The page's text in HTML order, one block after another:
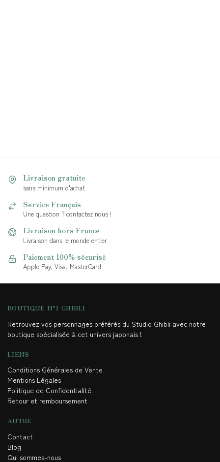
Livraison gratuite
sans minimum d'achat
Service Français
Une question ? contactez nous !
Livraison hors France
Livraison dans le monde entier
Paiement 100% sécurisé
Apple Pay, Visa, MasterCard
BOUTIQUE N°1 GHIBLI
Retrouvez vos personnages préférés du Studio Ghibli avec notre
boutique spécialisée à cet univers japonais !
LIENS
Conditions Générales de Vente
Mentions Légales
Politique de Confidentialité
Retour et remboursement
AUTRE
Contact
Blog
Qui sommes-nous